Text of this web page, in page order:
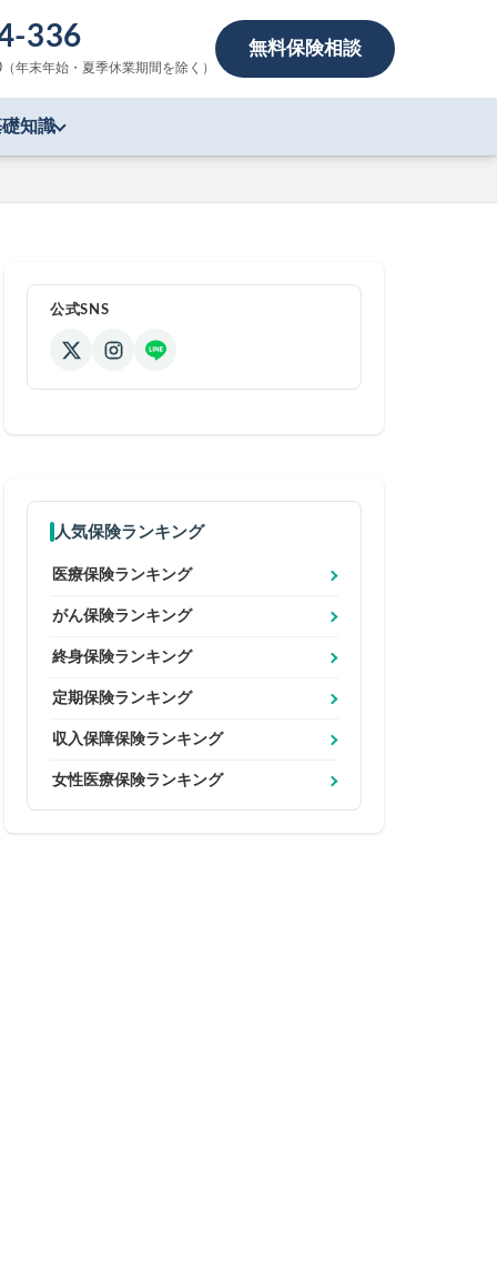
336
年末年始・夏季休業期間を除く）
無料保険相談
知識
公式SNS
人気保険ランキング
医療保険ランキング
がん保険ランキング
終身保険ランキング
定期保険ランキング
収入保障保険ランキング
女性医療保険ランキング